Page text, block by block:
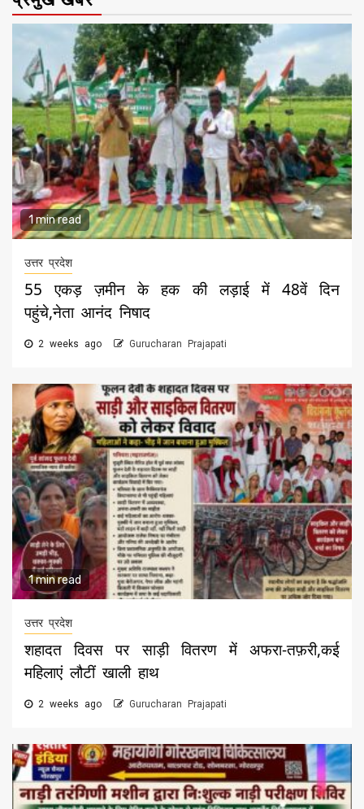
1 min read
उत्तर प्रदेश
55 एकड़ ज़मीन के हक की लड़ाई में 48वें दिन
पहुंचे,नेता आनंद निषाद
2 weeks ago Gurucharan Prajapati
1 min read
उत्तर प्रदेश
शहादत दिवस पर साड़ी वितरण में अफरा-तफ़री,कई
महिलाएं लौटीं खाली हाथ
2 weeks ago Gurucharan Prajapati